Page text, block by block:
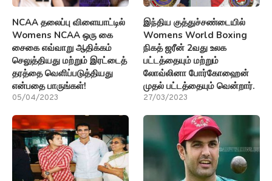
NCAA தலைப்பு விளையாட்டில்
Womens NCAA ஒரு கை
சைகை எவ்வாறு ஆதிக்கம்
செலுத்தியது மற்றும் இரட்டைத்
தரத்தை வெளிப்படுத்தியது
என்பதை பாருங்கள்!
05/04/2023
இந்திய குத்துச்சண்டையில்
Womens World Boxing
நிகத் ஜரீன் 2வது உலக
பட்டத்தையும் மற்றும்
லோவ்லினா போர்கோஹைன்
முதல் பட்டத்தையும் வென்றார்.
27/03/2023